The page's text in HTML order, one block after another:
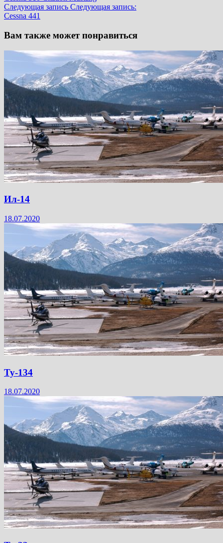
Следующая запись Следующая запись:
Cessna 441
Вам также может понравиться
Ил-14
18.07.2020
Ту-134
18.07.2020